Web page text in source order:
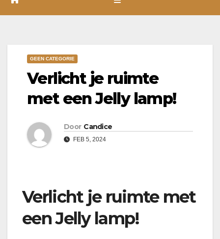
GEEN CATEGORIE
Verlicht je ruimte
met een Jelly lamp!
Door Candice
FEB 5, 2024
Verlicht je ruimte met
een Jelly lamp!